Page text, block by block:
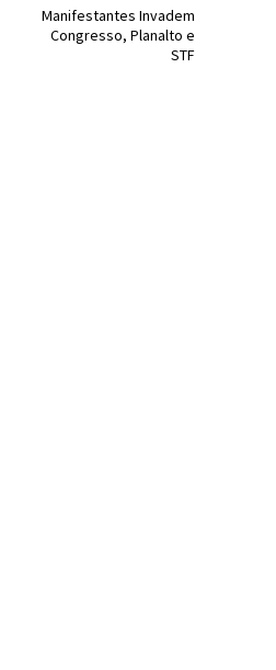
Manifestantes Invadem
Congresso, Planalto e
STF